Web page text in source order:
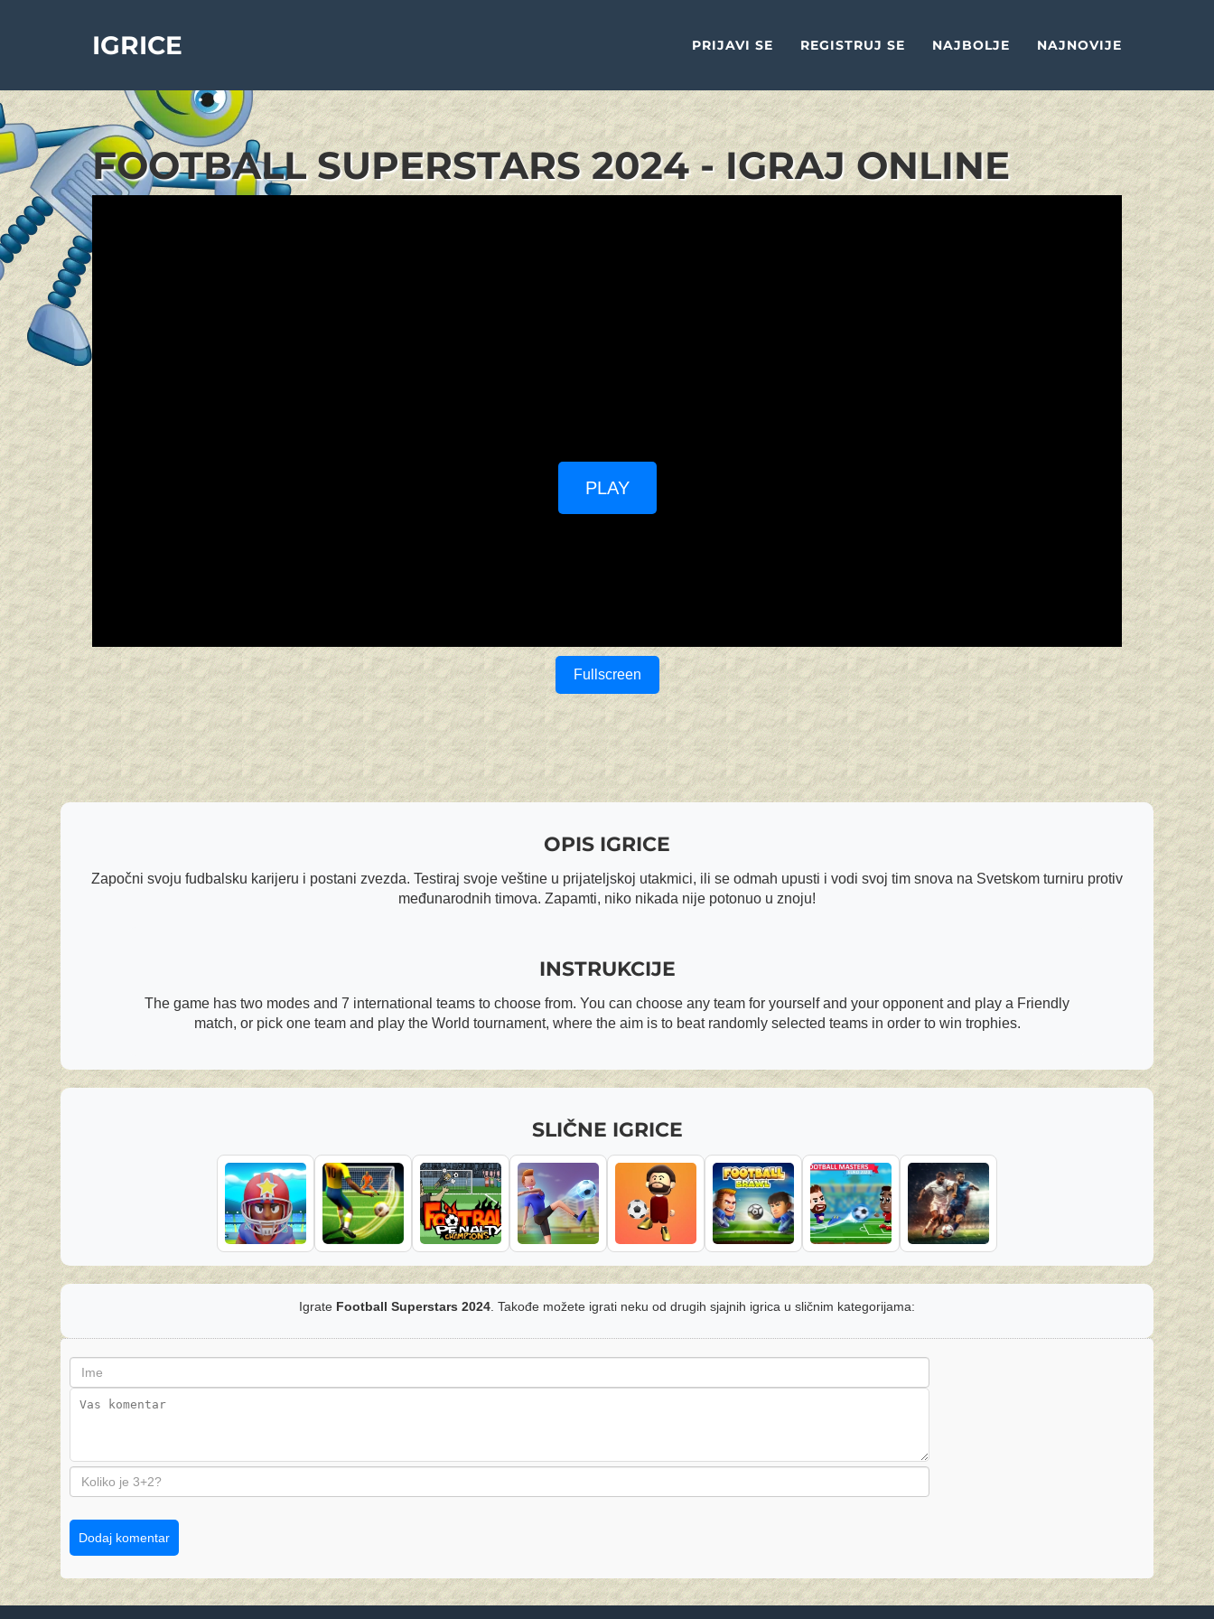
IGRICE PRIJAVI SE REGISTRUJ SE NAJBOLJE NAJNOVIJE
FOOTBALL SUPERSTARS 2024 - IGRAJ ONLINE
PLAY
Fullscreen
OPIS IGRICE
Započni svoju fudbalsku karijeru i postani zvezda. Testiraj svoje veštine u prijateljskoj utakmici, ili se odmah upusti i vodi svoj tim snova na Svetskom turniru protiv
međunarodnih timova. Zapamti, niko nikada nije potonuo u znoju!
INSTRUKCIJE
The game has two modes and 7 international teams to choose from. You can choose any team for yourself and your opponent and play a Friendly
match, or pick one team and play the World tournament, where the aim is to beat randomly selected teams in order to win trophies.
SLIČNE IGRICE
Igrate Football Superstars 2024 . Takođe možete igrati neku od drugih sjajnih igrica u sličnim kategorijama:
Dodaj komentar